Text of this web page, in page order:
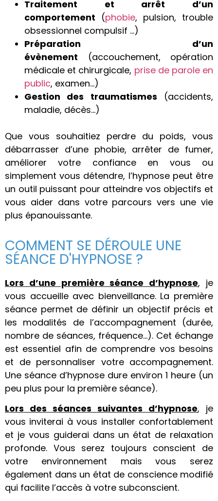
Traitement et arrêt d’un
comportement (phobie, pulsion, trouble
obsessionnel compulsif …)
Préparation d’un
évènement (accouchement, opération
médicale et chirurgicale, prise de parole en
public, examen…)
Gestion des traumatismes (accidents,
maladie, décès…)
Que vous souhaitiez perdre du poids, vous
débarrasser d’une phobie, arrêter de fumer,
améliorer votre confiance en vous ou
simplement vous détendre, l’hypnose peut être
un outil puissant pour atteindre vos objectifs et
vous aider dans votre parcours vers une vie
plus épanouissante.
COMMENT SE DÉROULE UNE
SÉANCE D'HYPNOSE ?
Lors d’une première séance d’hypnose, je
vous accueille avec bienveillance. La première
séance permet de définir un objectif précis et
les modalités de l’accompagnement (durée,
nombre de séances, fréquence…). Cet échange
est essentiel afin de comprendre vos besoins
et de personnaliser votre accompagnement.
Une séance d’hypnose dure environ 1 heure (un
peu plus pour la première séance).
Lors des séances suivantes d’hypnose, je
vous inviterai à vous installer confortablement
et je vous guiderai dans un état de relaxation
profonde. Vous serez toujours conscient de
votre environnement mais vous serez
également dans un état de conscience modifié
qui facilite l’accès à votre subconscient.